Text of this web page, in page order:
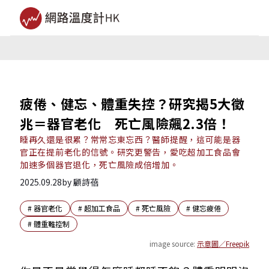
疲倦、健忘、體重失控？研究揭5大徵
兆＝器官老化 死亡風險飆2.3倍！
睡再久還是很累？常常忘東忘西？醫師提醒，這可能是器
官正在提前老化的信號。研究更警告，愛吃超加工食品會
加速多個器官退化，死亡風險成倍增加。
2025.09.28by顧詩蓓
# 器官老化 #超加工食品 #死亡風險 #健忘疲倦
#體重難控制
image source: 示意圖／Freepik